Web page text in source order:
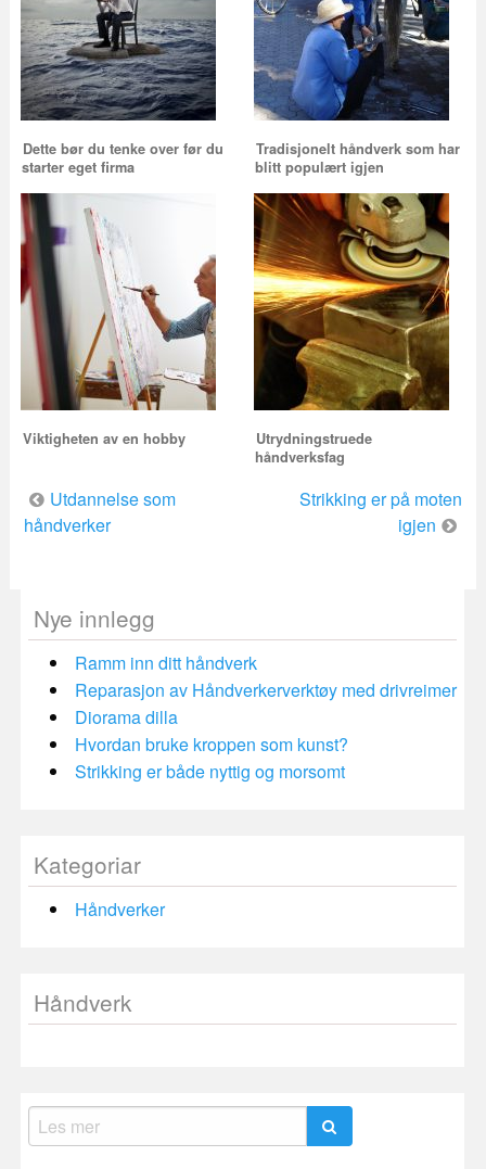
Dette bør du tenke over før du
starter eget firma
Tradisjonelt håndverk som har
blitt populært igjen
Viktigheten av en hobby
Utrydningstruede
håndverksfag
Innleggsnavigering
Utdannelse som
håndverker
Strikking er på moten
igjen
Nye innlegg
Ramm inn ditt håndverk
Reparasjon av Håndverkerverktøy med drivreimer
Diorama dilla
Hvordan bruke kroppen som kunst?
Strikking er både nyttig og morsomt
Kategoriar
Håndverker
Håndverk
Search
for: